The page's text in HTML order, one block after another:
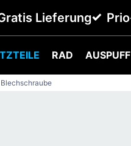
Lieferung
RAD AUSPUFF
Blechschraube